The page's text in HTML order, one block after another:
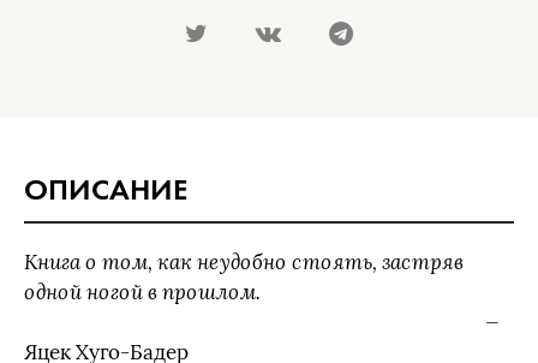
ОПИСАНИЕ
Книга о том, как неудобно стоять, застряв
одной ногой в прошлом.
—
Яцек Хуго-Бадер